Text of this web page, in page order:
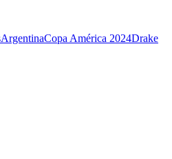
ArgentinaCopa América 2024Drake